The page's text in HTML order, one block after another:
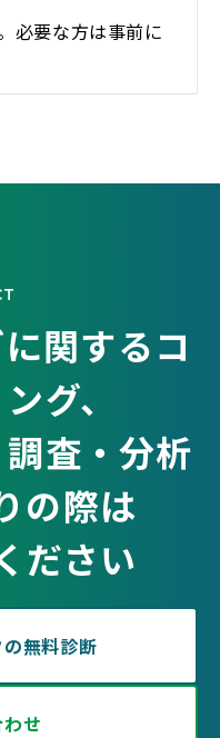
必要な方は事前に
関するコ
グ、
査・分析
の際は
ださい
無料診断
せ